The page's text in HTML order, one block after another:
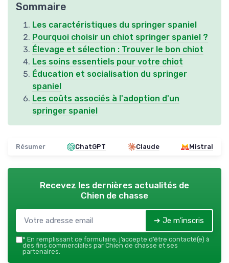
Sommaire
Les caractéristiques du springer spaniel
Pourquoi choisir un chiot springer spaniel ?
Élevage et sélection : Trouver le bon chiot
Les soins essentiels pour votre chiot
Éducation et socialisation du springer
spaniel
Les coûts associés à l'adoption d'un
springer spaniel
Résumer ChatGPT Claude Mistral
Recevez les dernières actualités de
Chien de chasse
➔ Je m'inscris
* En remplissant ce formulaire, j’accepte d’être contacté(e) à
des fins commerciales par Chien de chasse et ses
partenaires.